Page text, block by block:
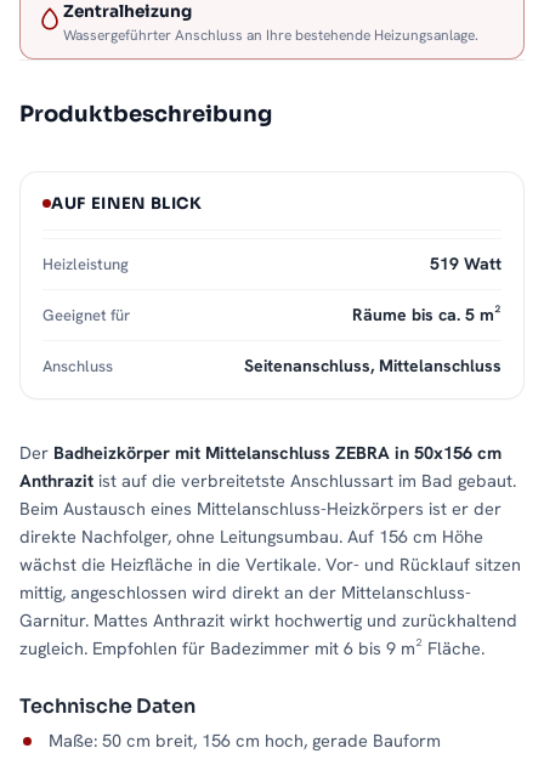
Zentralheizung
Wassergeführter Anschluss an Ihre bestehende Heizungsanlage.
Produktbeschreibung
Der Badheizkörper mit Mittelanschluss ZEBRA in 50x156 cm
Anthrazit ist auf die verbreitetste Anschlussart im Bad gebaut.
Beim Austausch eines Mittelanschluss-Heizkörpers ist er der
direkte Nachfolger, ohne Leitungsumbau. Auf 156 cm Höhe
wächst die Heizfläche in die Vertikale. Vor- und Rücklauf sitzen
mittig, angeschlossen wird direkt an der Mittelanschluss-
Garnitur. Mattes Anthrazit wirkt hochwertig und zurückhaltend
zugleich. Empfohlen für Badezimmer mit 6 bis 9 m² Fläche.
Technische Daten
Maße: 50 cm breit, 156 cm hoch, gerade Bauform
AUF EINEN BLICK
Heizleistung 519 Watt
Geeignet für Räume bis ca. 5 m²
Anschluss Seitenanschluss, Mittelanschluss